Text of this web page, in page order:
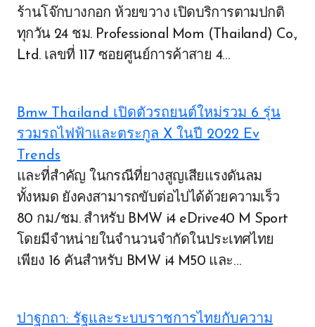
ร้านโจ๊กบางกอก ห้วยขวาง เปิดบริการตามปกติ
ทุกวัน 24 ชม. Professional Mom (Thailand) Co.,
Ltd. เลขที่ 117 ซอยศูนย์การค้าสาย 4…
Bmw Thailand เปิดตัวรถยนต์ใหม่รวม 6 รุ่น
รวมรถไฟฟ้าและตระกูล X ในปี 2022 Ev
Trends
และที่สำคัญ ในกรณีที่ยางสูญเสียแรงดันลม
ทั้งหมด ยังคงสามารถขับต่อไปได้ด้วยความเร็ว
80 กม./ชม. สำหรับ BMW i4 eDrive40 M Sport
โดยมีจำหน่ายในจำนวนจำกัดในประเทศไทย
เพียง 16 คันสำหรับ BMW i4 M50 และ…
ปาฐกถา: รัฐและระบบราชการไทยกับความ
Post
navigation